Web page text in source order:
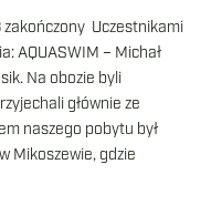
Uczestnikami
AQUASWIM – Michał
Na obozie byli
głównie ze
naszego pobytu był
Mikoszewie, gdzie